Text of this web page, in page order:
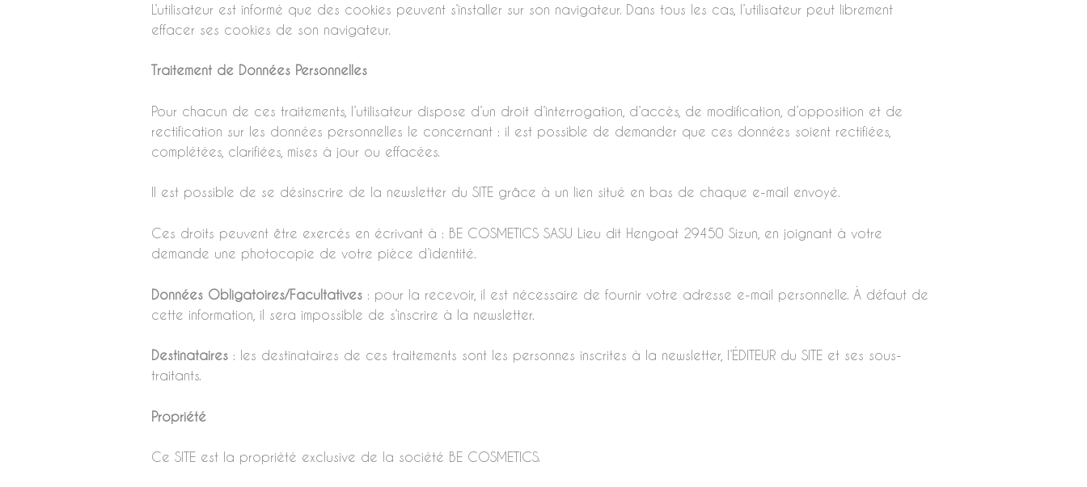
L’utilisateur est informé que des cookies peuvent s’installer sur son navigateur. Dans tous les cas, l’utilisateur peut librement
effacer ses cookies de son navigateur.
Traitement de Données Personnelles
Pour chacun de ces traitements, l’utilisateur dispose d’un droit d’interrogation, d’accès, de modification, d’opposition et de
rectification sur les données personnelles le concernant : il est possible de demander que ces données soient rectifiées,
complétées, clarifiées, mises à jour ou effacées.
Il est possible de se désinscrire de la newsletter du SITE grâce à un lien situé en bas de chaque e-mail envoyé.
Ces droits peuvent être exercés en écrivant à : BE COSMETICS SASU Lieu dit Hengoat 29450 Sizun, en joignant à votre
demande une photocopie de votre pièce d’identité.
Données Obligatoires/Facultatives : pour la recevoir, il est nécessaire de fournir votre adresse e-mail personnelle. À défaut de
cette information, il sera impossible de s’inscrire à la newsletter.
Destinataires : les destinataires de ces traitements sont les personnes inscrites à la newsletter, l’ÉDITEUR du SITE et ses sous-
traitants.
Propriété
Ce SITE est la propriété exclusive de la société BE COSMETICS.